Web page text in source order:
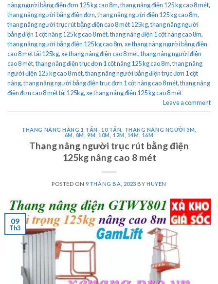
nâng người bằng điện đơn 125 kg cao 8m,thang nâng điện 125 kg cao 8 mét,
thang nâng người bằng điện đơn,thang nâng người điện 125 kg cao 8m,
thang nâng người trục rút bằng điện cao 8 mét 125kg,thang nâng người
bằng điện 1 cột nâng 125 kg cao 8 mét,thang nâng điện 1 cột nâng cao 8m,
thang nâng người bằng điện 125 kg cao 8m,xe thang nâng người bằng điện
cao 8 mét tải 125kg,xe thang nâng điện cao 8 mét,thang nâng người điện
cao 8 mét,thang nâng điện trục đơn 1 cột nâng 125 kg cao 8m,thang nâng
người điện 125 kg cao 8 mét,thang nâng người bằng điện trục đơn 1 cột
nâng,thang nâng người bằng điện trục đơn 1 cột nâng cao 8 mét,thang nâng
điện đơn cao 8 mét tải 125kg,xe thang nâng điện 125 kg cao 8 mét
Leave a comment
THANG NÂNG HÀNG 1 TẤN- 10 TẤN
THANG NÂNG NGƯỜI 3M,
6M, 8M, 9M, 10M, 12M, 14M, 16M
Thang nâng người trục rút bằng điện
125kg nâng cao 8 mét
POSTED ON 9 THÁNG BA, 2023 BY HUYEN
09
Th3